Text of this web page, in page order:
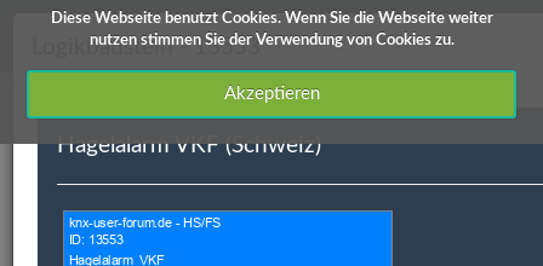
Diese Webseite benutzt Cookies. Wenn Sie die Webseite weiter
nutzen stimmen Sie der Verwendung von Cookies zu.
Akzeptieren
knx-user-forum Service
ETS Produktdatenbanken
Logikbaustein - 13553
Hagelalarm VKF (Schweiz)